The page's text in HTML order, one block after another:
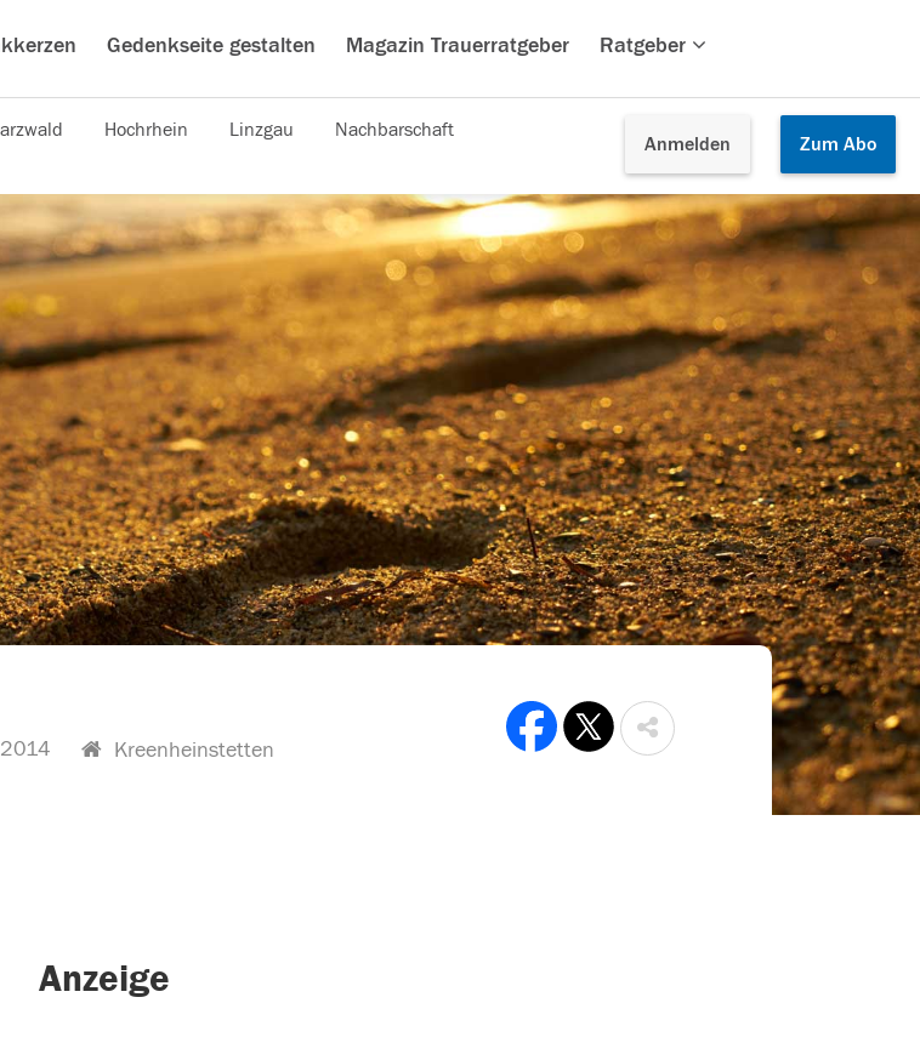
Gedenkseite gestalten Magazin Trauerratgeber Ratgeber
Anmelden Zum Abo
Hochrhein Linzgau Nachbarschaft
Kreenheinstetten
Anzeige